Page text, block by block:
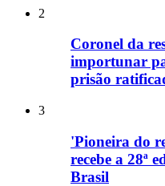
2
Coronel da
importunar
prisão
3
'Pioneira do
recebe a 28ª
Brasil